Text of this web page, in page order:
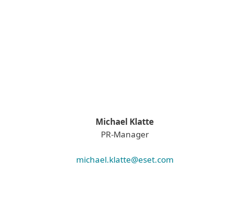
Michael Klatte
PR-Manager
michael.klatte@eset.com